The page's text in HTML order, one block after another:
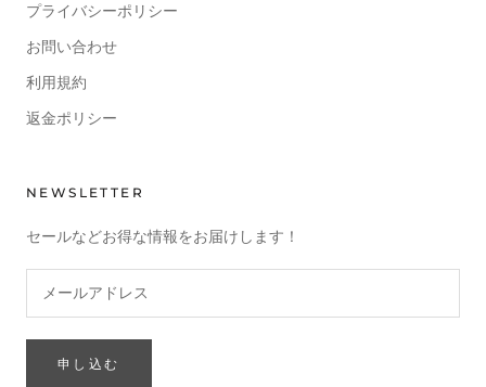
プライバシーポリシー
お問い合わせ
利用規約
返金ポリシー
NEWSLETTER
セールなどお得な情報をお届けします！
申し込む